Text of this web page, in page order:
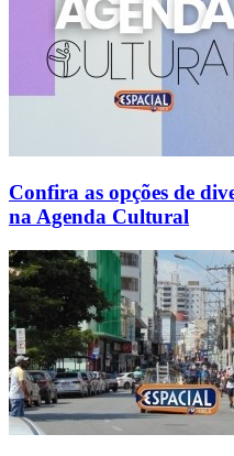
Confira as opções de
na Agenda Cultural